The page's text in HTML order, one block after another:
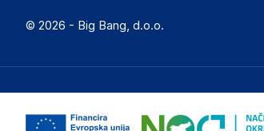
© 2026 - Big Bang, d.o.o.